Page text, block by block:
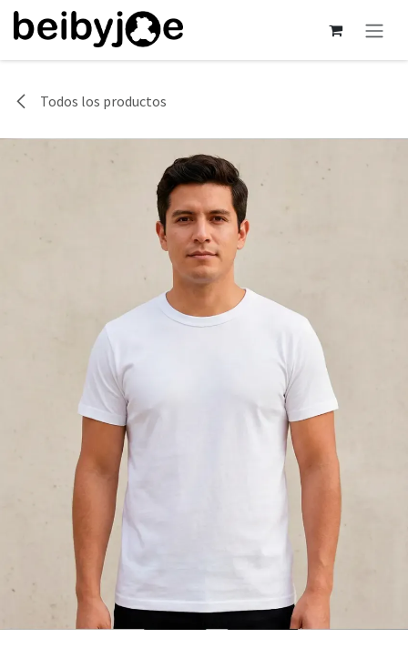
Ir al contenido
Todos los productos